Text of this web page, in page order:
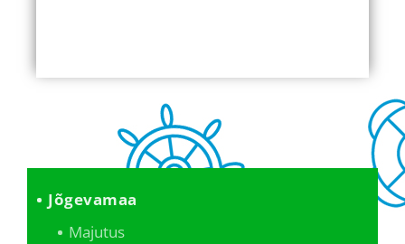
Jõgevamaa
Majutus